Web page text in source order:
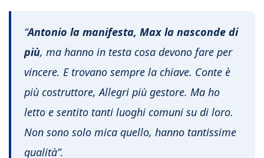
“Antonio la manifesta, Max la nasconde di
più, ma hanno in testa cosa devono fare per
vincere. E trovano sempre la chiave. Conte è
più costruttore, Allegri più gestore. Ma ho
letto e sentito tanti luoghi comuni su di loro.
Non sono solo mica quello, hanno tantissime
qualità”.